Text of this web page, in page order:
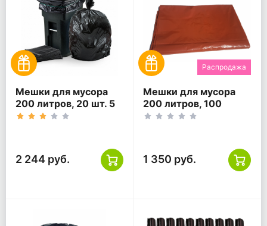
Мешки для мусора
200 литров, 20 шт. 5
уп, черные
2 244 руб.
Распродажа
Мешки для мусора
200 литров, 100
(10*10) шт. 1 уп,
1 350 руб.